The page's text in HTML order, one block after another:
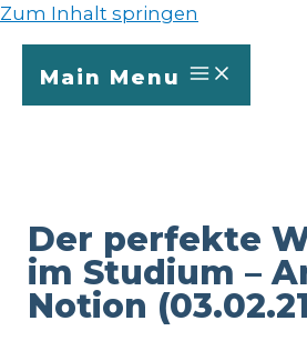
Zum Inhalt springen
Main Menu
Der perfekte
im Studium –
Notion